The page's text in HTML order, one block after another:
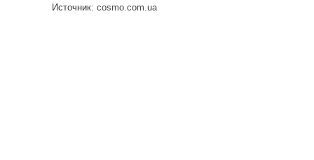
Источник: cosmo.com.ua